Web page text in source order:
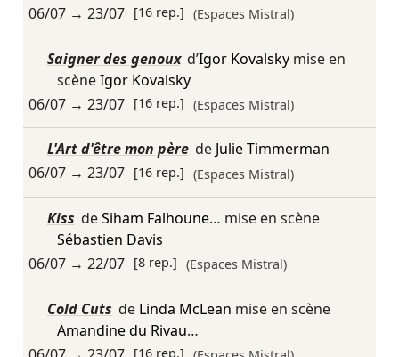
06/07→ 23/07 [16 rep.] (Espaces Mistral)
Saigner des genoux d’Igor Kovalskymise en
scèneIgor Kovalsky
06/07→ 23/07 [16 rep.] (Espaces Mistral)
L'Art d'être mon père de Julie Timmerman
06/07→ 23/07 [16 rep.] (Espaces Mistral)
Kiss deSiham Falhoune… mise en scène
Sébastien Davis
06/07→ 22/07 [8 rep.] (Espaces Mistral)
Cold Cuts de Linda McLean mise en scène
Amandine du Rivau…
[16 rep.]